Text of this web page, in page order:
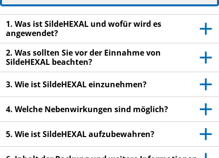
Dieses Arzneimittel wurde Ihnen persönlich
verschrieben. Geben Sie es nicht an Dritte weiter.
Es kann anderen Menschen schaden, auch wenn
diese die gleichen Beschwerden haben wie Sie.
Wenn Sie Nebenwirkungen bemerken, wenden Sie
medizinische Fachpersonal. Dies gilt auch für
Packungsbeilage angegeben sind. Siehe Abschnitt
4.
1. Was ist SildeHEXAL und wofür wird es
angewendet?
2. Was sollten Sie vor der Einnahme von
SildeHEXAL beachten?
3. Wie ist SildeHEXAL einzunehmen?
4. Welche Nebenwirkungen sind möglich?
5. Wie ist SildeHEXAL aufzubewahren?